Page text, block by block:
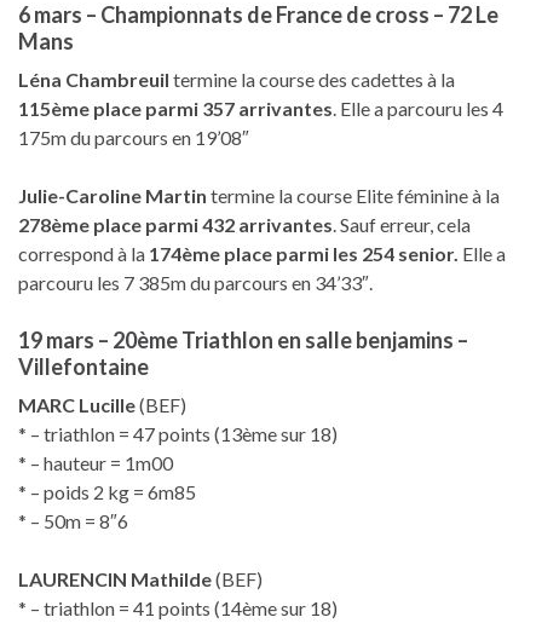
6 mars – Championnats de France de cross – 72 Le
Mans
Léna Chambreuil termine la course des cadettes à la
115ème place parmi 357 arrivantes. Elle a parcouru les 4
175m du parcours en 19’08″
Julie-Caroline Martin termine la course Elite féminine à la
278ème place parmi 432 arrivantes. Sauf erreur, cela
correspond à la 174ème place parmi les 254 senior. Elle a
parcouru les 7 385m du parcours en 34’33″.
19 mars – 20ème Triathlon en salle benjamins –
Villefontaine
MARC Lucille(BEF)
* – triathlon = 47 points (13ème sur 18)
* – hauteur = 1m00
* – poids 2 kg = 6m85
* – 50m = 8″6
LAURENCIN Mathilde(BEF)
* – triathlon = 41 points (14ème sur 18)